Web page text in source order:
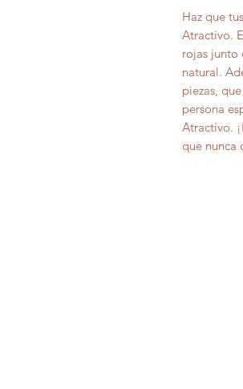
Haz que
Atractivo.
rojas junto
natural.
piezas,
persona
Atractivo.
que nunca